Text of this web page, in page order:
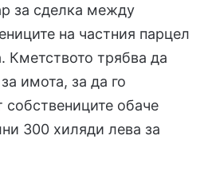
за сделка между
на частния парцел
Кметството трябва да
имота, за да го
обаче
300 хиляди лева за